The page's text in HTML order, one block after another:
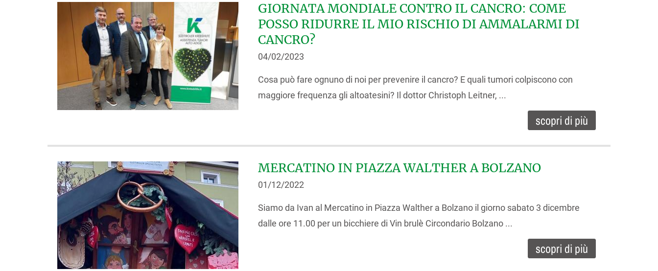
GIORNATA MONDIALE CONTRO IL CANCRO: COME
POSSO RIDURRE IL MIO RISCHIO DI AMMALARMI DI
CANCRO?
04/02/2023
Cosa può fare ognuno di noi per prevenire il cancro? E quali tumori colpiscono con
maggiore frequenza gli altoatesini? Il dottor Christoph Leitner, ...
scopri di più
MERCATINO IN PIAZZA WALTHER A BOLZANO
01/12/2022
Siamo da Ivan al Mercatino in Piazza Walther a Bolzano il giorno sabato 3 dicembre
dalle ore 11.00 per un bicchiere di Vin brulè Circondario Bolzano ...
scopri di più